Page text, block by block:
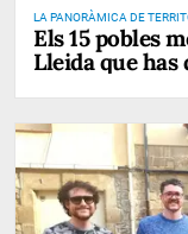
LA PANORÀMICA DE
Els 15 pobles
Lleida que has